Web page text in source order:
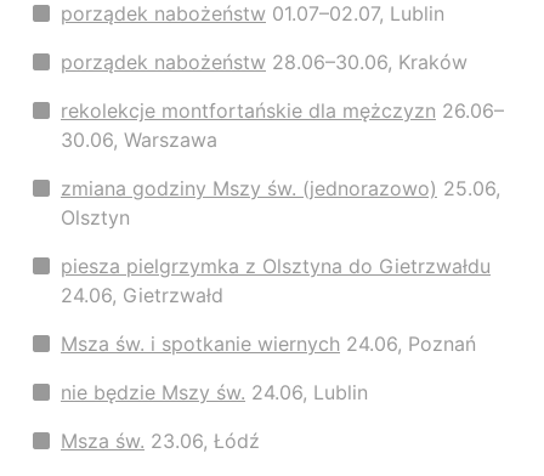
porządek nabożeństw 01.07–02.07, Lublin
porządek nabożeństw 28.06–30.06, Kraków
rekolekcje montfortańskie dla mężczyzn 26.06–
30.06, Warszawa
zmiana godziny Mszy św. (jednorazowo) 25.06,
Olsztyn
piesza pielgrzymka z Olsztyna do Gietrzwałdu
24.06, Gietrzwałd
Msza św. i spotkanie wiernych 24.06, Poznań
nie będzie Mszy św. 24.06, Lublin
Msza św. 23.06, Łódź